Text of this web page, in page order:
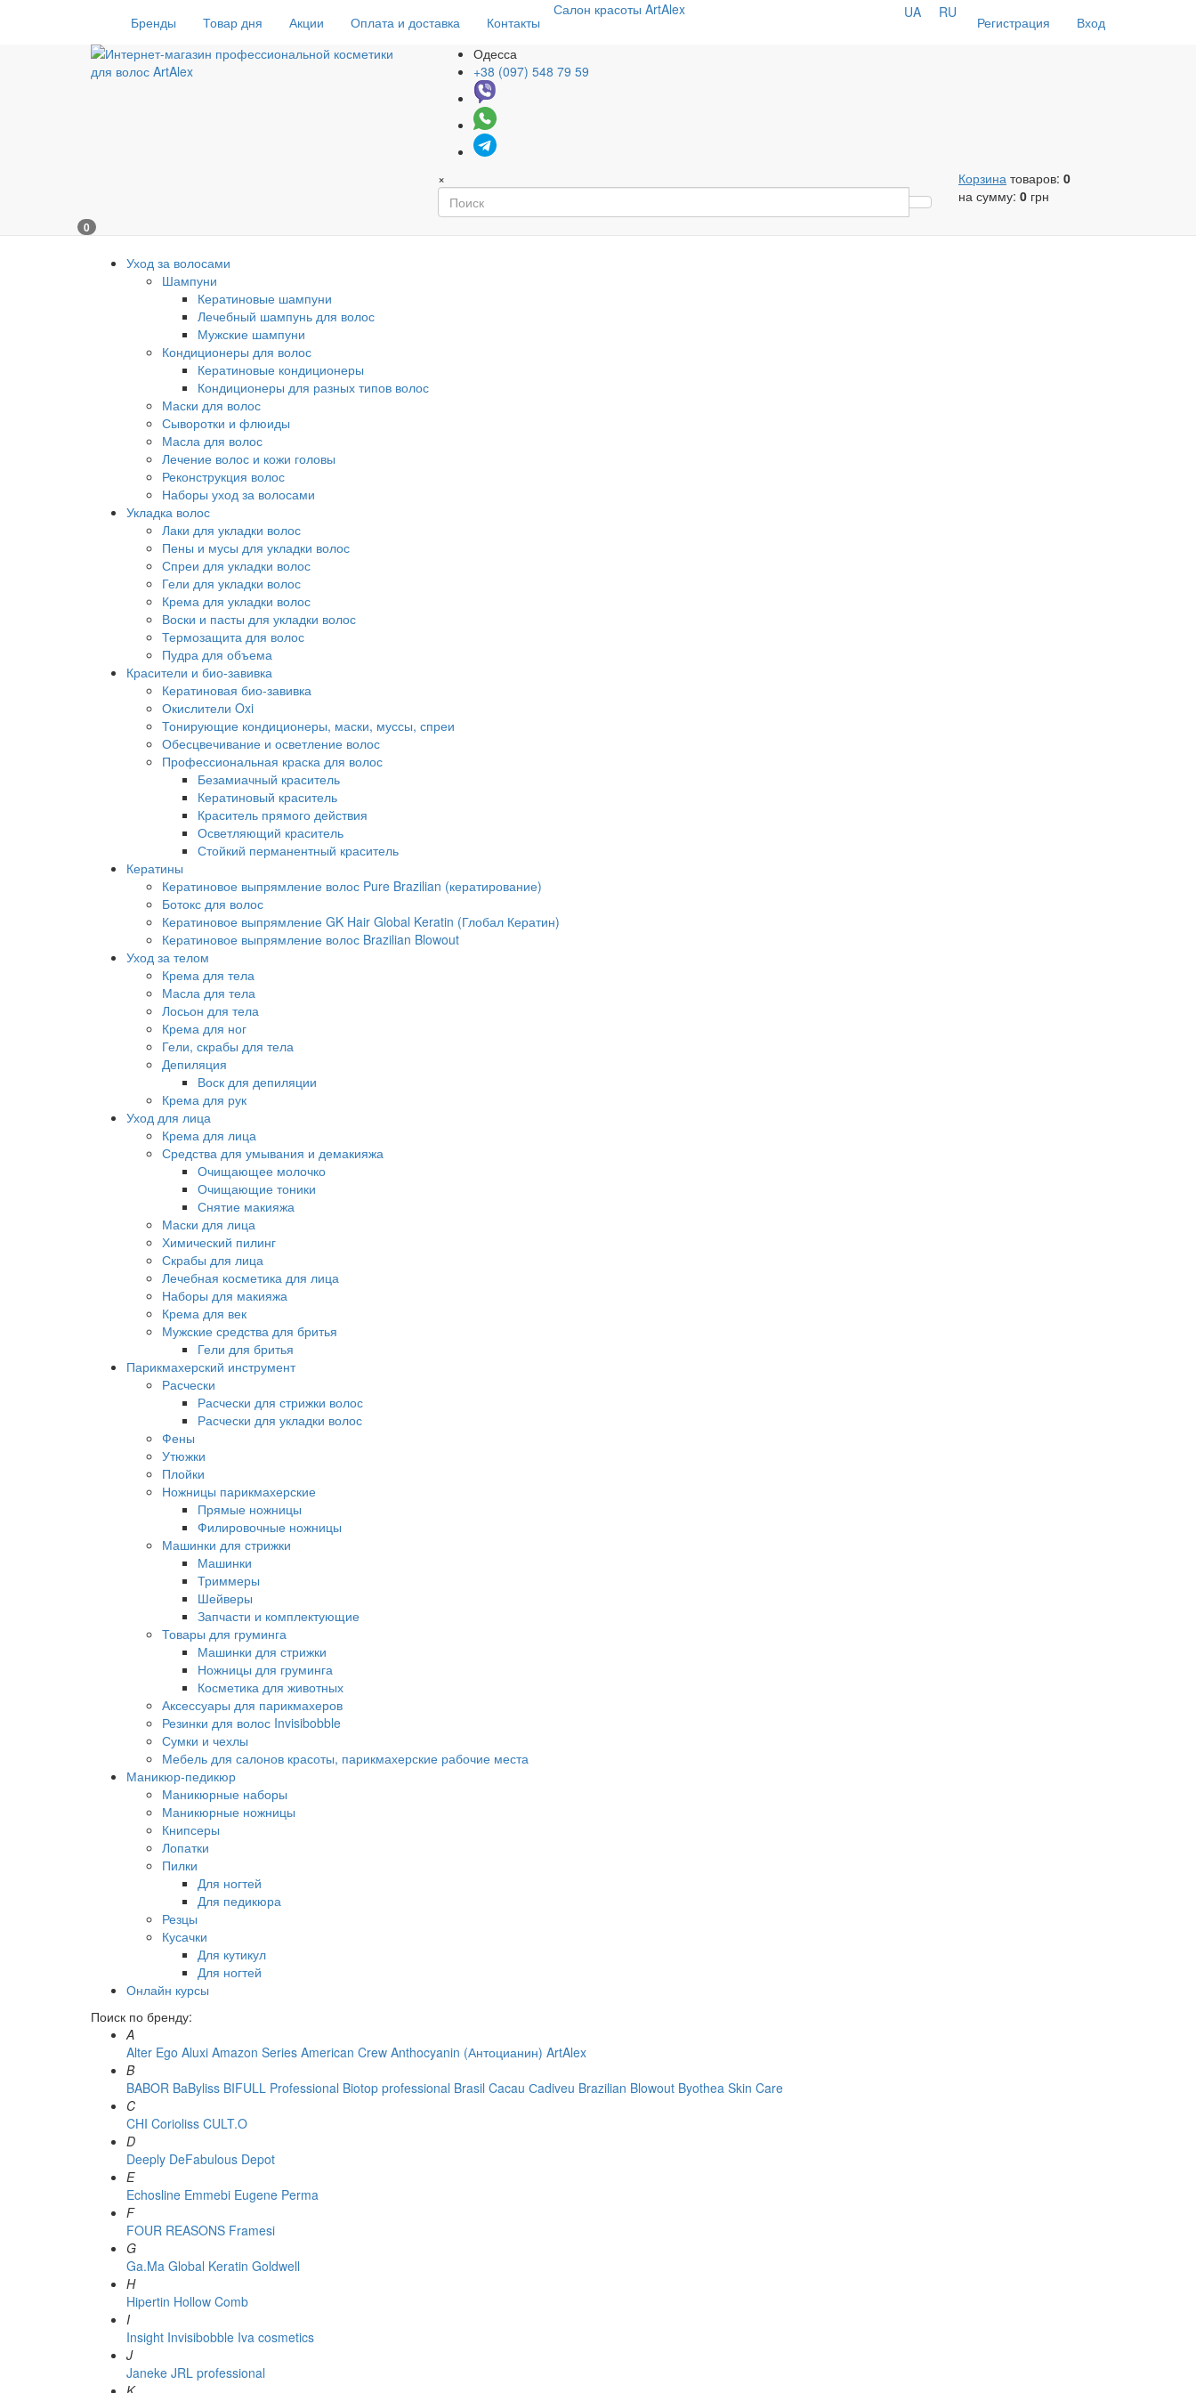
Бренды Товар дня Акции Оплата и доставка Контакты
Салон красоты ArtAlex
Регистрация Вход
UA RU
Одесса
+38 (097) 548 79 59
× Корзина товаров: 0
на сумму: 0 грн
0
Уход за волосами
Шампуни
Кератиновые шампуни
Лечебный шампунь для волос
Мужские шампуни
Кондиционеры для волос
Кератиновые кондиционеры
Кондиционеры для разных типов волос
Маски для волос
Сыворотки и флюиды
Масла для волос
Лечение волос и кожи головы
Реконструкция волос
Наборы уход за волосами
Укладка волос
Лаки для укладки волос
Пены и мусы для укладки волос
Спреи для укладки волос
Гели для укладки волос
Крема для укладки волос
Воски и пасты для укладки волос
Термозащита для волос
Пудра для объема
Красители и био-завивка
Кератиновая био-завивка
Окислители Oxi
Тонирующие кондиционеры, маски, муссы, спреи
Обесцвечивание и осветление волос
Профессиональная краска для волос
Безамиачный краситель
Кератиновый краситель
Краситель прямого действия
Осветляющий краситель
Стойкий перманентный краситель
Кератины
Кератиновое выпрямление волос Pure Brazilian (кератирование)
Ботокс для волос
Кератиновое выпрямление GK Hair Global Keratin (Глобал Кератин)
Кератиновое выпрямление волос Brazilian Blowout
Уход за телом
Крема для тела
Масла для тела
Лосьон для тела
Крема для ног
Гели, скрабы для тела
Депиляция
Воск для депиляции
Крема для рук
Уход для лица
Крема для лица
Средства для умывания и демакияжа
Очищающее молочко
Очищающие тоники
Снятие макияжа
Маски для лица
Химический пилинг
Скрабы для лица
Лечебная косметика для лица
Наборы для макияжа
Крема для век
Мужские средства для бритья
Гели для бритья
Парикмахерский инструмент
Расчески
Расчески для стрижки волос
Расчески для укладки волос
Фены
Утюжки
Плойки
Ножницы парикмахерские
Прямые ножницы
Филировочные ножницы
Машинки для стрижки
Машинки
Триммеры
Шейверы
Запчасти и комплектующие
Товары для груминга
Машинки для стрижки
Ножницы для груминга
Косметика для животных
Аксессуары для парикмахеров
Резинки для волос Invisibobble
Сумки и чехлы
Мебель для салонов красоты, парикмахерские рабочие места
Маникюр-педикюр
Маникюрные наборы
Маникюрные ножницы
Книпсеры
Лопатки
Пилки
Для ногтей
Для педикюра
Резцы
Кусачки
Для кутикул
Для ногтей
Онлайн курсы
Поиск по бренду:
A
Alter Ego Aluxi Amazon Series American Crew Anthocyanin (Антоцианин) ArtAlex
B
BABOR BaByliss BIFULL Professional Biotop professional Brasil Cacau Сadiveu Brazilian Blowout Byothea Skin Care
C
CHI Corioliss CULT.O
D
Deeply DeFabulous Depot
E
Echosline Emmebi Eugene Perma
F
FOUR REASONS Framesi
G
Ga.Ma Global Keratin Goldwell
H
Hipertin Hollow Comb
I
Insight Invisibobble Iva cosmetics
J
Janeke JRL professional